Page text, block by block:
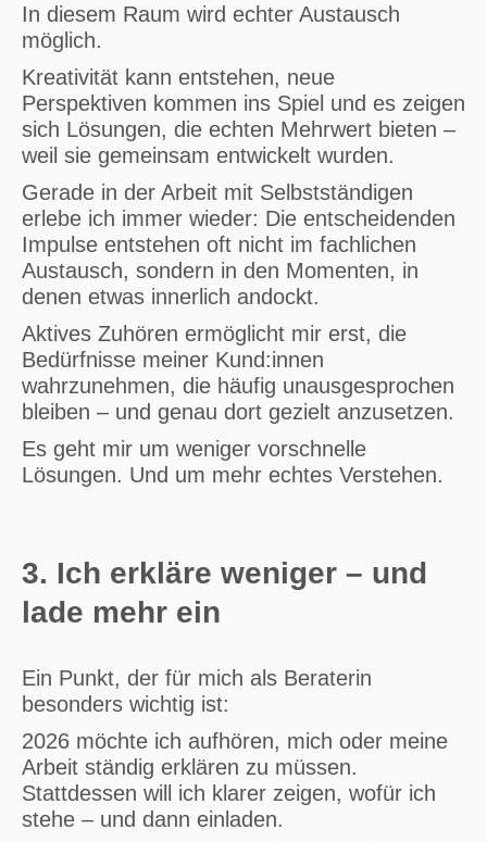
In diesem Raum wird echter Austausch
möglich.
Kreativität kann entstehen, neue
Perspektiven kommen ins Spiel und es zeigen
sich Lösungen, die echten Mehrwert bieten –
weil sie gemeinsam entwickelt wurden.
Gerade in der Arbeit mit Selbstständigen
erlebe ich immer wieder: Die entscheidenden
Impulse entstehen oft nicht im fachlichen
Austausch, sondern in den Momenten, in
denen etwas innerlich andockt.
Aktives Zuhören ermöglicht mir erst, die
Bedürfnisse meiner Kund:innen
wahrzunehmen, die häufig unausgesprochen
bleiben – und genau dort gezielt anzusetzen.
Es geht mir um weniger vorschnelle
Lösungen. Und um mehr echtes Verstehen.
3. Ich erkläre weniger – und
lade mehr ein
Ein Punkt, der für mich als Beraterin
besonders wichtig ist:
2026 möchte ich aufhören, mich oder meine
Arbeit ständig erklären zu müssen.
Stattdessen will ich klarer zeigen, wofür ich
stehe – und dann einladen.